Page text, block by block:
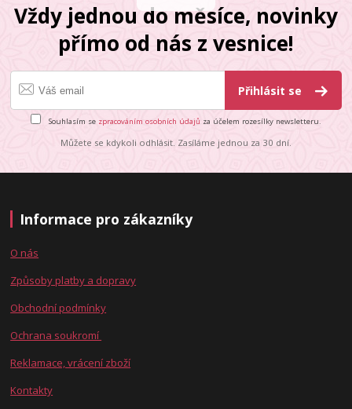
Vždy jednou do měsíce, novinky
přímo od nás z vesnice!
Přihlásit se
Souhlasím se zpracováním osobních údajů za účelem rozesílky newsletteru.
Můžete se kdykoli odhlásit. Zasíláme jednou za 30 dní.
Informace pro zákazníky
O nás
Způsoby platby a dopravy
Obchodní podmínky
Ochrana soukromí
Reklamace, vrácení zboží
Kontakty